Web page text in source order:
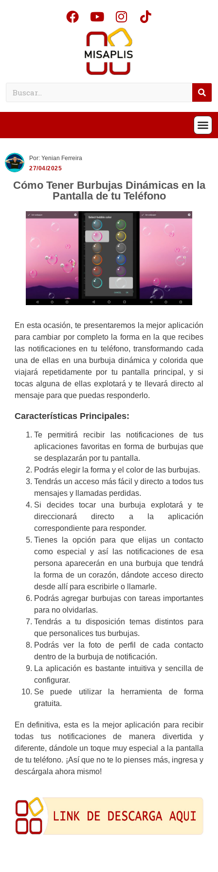
Por: Yenian Ferreira
27/04/2025
Cómo Tener Burbujas Dinámicas en la
Pantalla de tu Teléfono
En esta ocasión, te presentaremos la mejor aplicación
para cambiar por completo la forma en la que recibes
las notificaciones en tu teléfono, transformando cada
una de ellas en una burbuja dinámica y colorida que
viajará repetidamente por tu pantalla principal, y si
tocas alguna de ellas explotará y te llevará directo al
mensaje para que puedas responderlo.
Características Principales:
Te permitirá recibir las notificaciones de tus
aplicaciones favoritas en forma de burbujas que
se desplazarán por tu pantalla.
Podrás elegir la forma y el color de las burbujas.
Tendrás un acceso más fácil y directo a todos tus
mensajes y llamadas perdidas.
Si decides tocar una burbuja explotará y te
direccionará directo a la aplicación
correspondiente para responder.
Tienes la opción para que elijas un contacto
como especial y así las notificaciones de esa
persona aparecerán en una burbuja que tendrá
la forma de un corazón, dándote acceso directo
desde allí para escribirle o llamarle.
Podrás agregar burbujas con tareas importantes
para no olvidarlas.
Tendrás a tu disposición temas distintos para
que personalices tus burbujas.
Podrás ver la foto de perfil de cada contacto
dentro de la burbuja de notificación.
La aplicación es bastante intuitiva y sencilla de
configurar.
Se puede utilizar la herramienta de forma
gratuita.
En definitiva, esta es la mejor aplicación para recibir
todas tus notificaciones de manera divertida y
diferente, dándole un toque muy especial a la pantalla
de tu teléfono. ¡Así que no te lo pienses más, ingresa y
descárgala ahora mismo!